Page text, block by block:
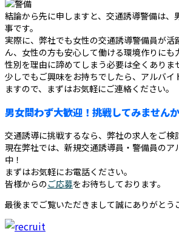
結論から先に申しますと、交通誘導警備は、
事です。
実際に、弊社でも女性の交通誘導警備員が活
ん、女性の方も安心して働ける環境作りにも
性別を理由に諦めてしまう必要は全くありま
少しでもご興味をお持ちでしたら、アルバイ
ますので、まずはお気軽にご連絡ください。
男女問わず大歓迎！挑戦してみませんか
交通誘導に挑戦するなら、弊社の求人をご検
現在弊社では、新規交通誘導員・警備員のア
中！
まずはお気軽にお電話ください。
皆様からのご応募をお待ちしております。
最後までご覧いただきまして誠にありがとう